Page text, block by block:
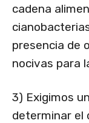
cadena
presencia de
nocivas para
3) Exigimos
determinar el